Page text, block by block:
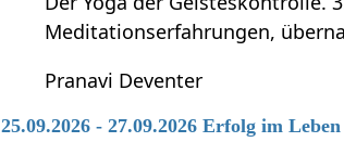
Meditationserfahrungen,
Pranavi Deventer
25.09.2026 - 27.09.2026 Erfolg im